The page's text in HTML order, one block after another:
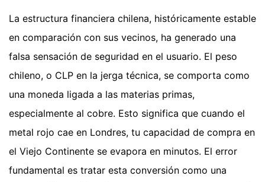
La estructura financiera chilena, históricamente estable
en comparación con sus vecinos, ha generado una
falsa sensación de seguridad en el usuario. El peso
chileno, o CLP en la jerga técnica, se comporta como
una moneda ligada a las materias primas,
especialmente al cobre. Esto significa que cuando el
metal rojo cae en Londres, tu capacidad de compra en
el Viejo Continente se evapora en minutos. El error
fundamental es tratar esta conversión como una